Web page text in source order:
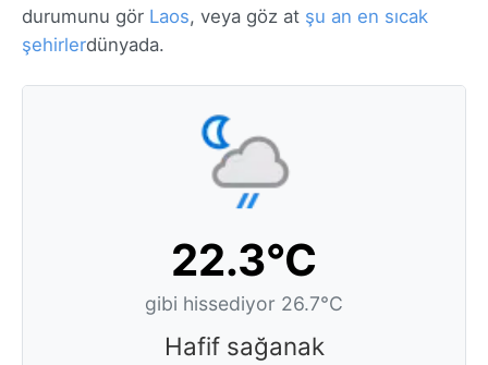
durumunu gör Laos, veya göz at şu an en sıcak
şehirlerdünyada.
22.3°C
gibi hissediyor 26.7°C
Hafif sağanak